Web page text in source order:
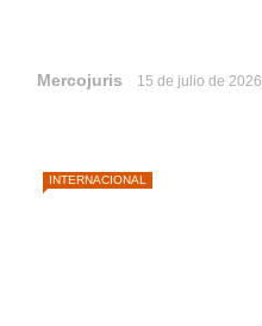
Mercojuris 15 de julio de 2026
INTERNACIONAL